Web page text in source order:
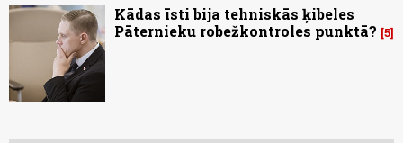
Kādas īsti bija tehniskās ķibeles
Pāternieku robežkontroles punktā? 5